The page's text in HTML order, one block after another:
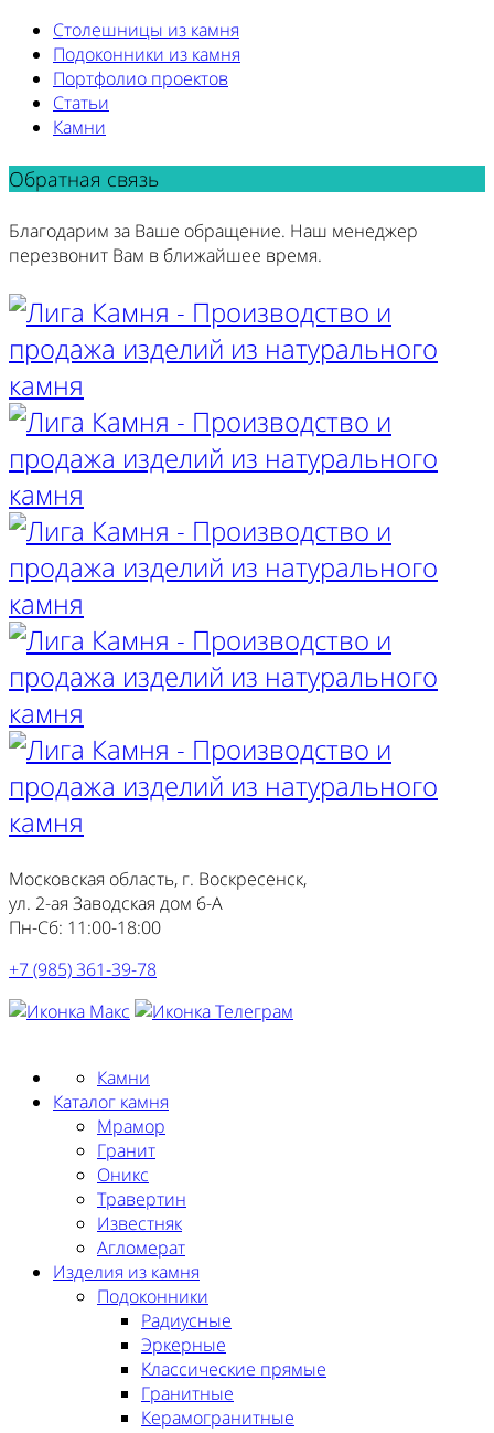
Столешницы из камня
Подоконники из камня
Портфолио проектов
Статьи
Камни
Обратная связь
Благодарим за Ваше обращение. Наш менеджер
перезвонит Вам в ближайшее время.
Московская область, г. Воскресенск,
ул. 2-ая Заводская дом 6-А
Пн-Сб: 11:00-18:00
+7 (985) 361-39-78
Камни
Каталог камня
Мрамор
Гранит
Оникс
Травертин
Известняк
Агломерат
Изделия из камня
Подоконники
Радиусные
Эркерные
Классические прямые
Гранитные
Керамогранитные